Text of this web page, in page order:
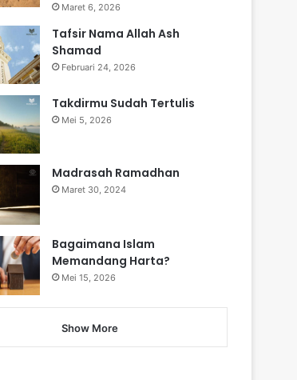
Maret 6, 2026
Tafsir Nama Allah Ash
Shamad
Februari 24, 2026
Takdirmu Sudah Tertulis
Mei 5, 2026
Madrasah Ramadhan
Maret 30, 2024
Bagaimana Islam
Memandang Harta?
Mei 15, 2026
Show More